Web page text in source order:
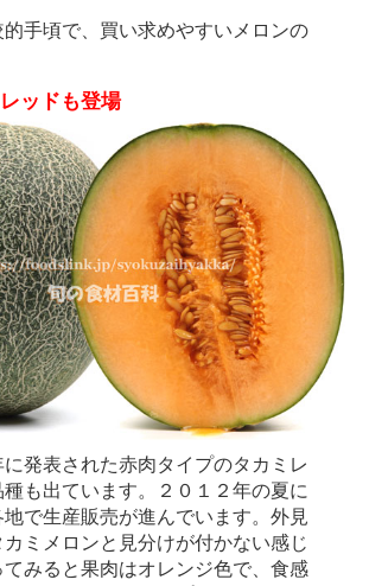
手頃で、買い求めやすいメロンの
ッドも登場
発表された赤肉タイプのタカミレ
種も出ています。２０１２年の夏に
で生産販売が進んでいます。外見
ミメロンと見分けが付かない感じ
みると果肉はオレンジ色で、食感